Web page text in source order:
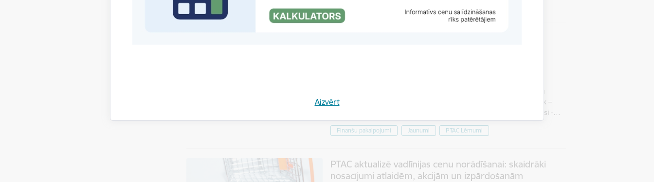
Aizvērtkreditēšanas pakalpojumu sniedzējam AS “DelfinGroup” (turpmāk –
Sabiedrība) 285 000 EUR soda naudu par negodīgu komercpraksi -…
Finanšu pakalpojumi Jaunumi PTAC Lēmumi
PTAC aktualizē vadlīnijas cenu norādīšanai: skaidrāki
nosacījumi atlaidēm, akcijām un izpārdošanām